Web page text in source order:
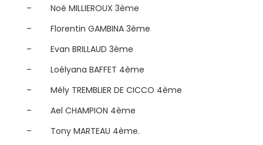
– Noé MILLIEROUX 3ème
– Florentin GAMBINA 3ème
– Evan BRILLAUD 3ème
– Loélyana BAFFET 4ème
– Mély TREMBLIER DE CICCO 4ème
– Ael CHAMPION 4ème
– Tony MARTEAU 4ème.